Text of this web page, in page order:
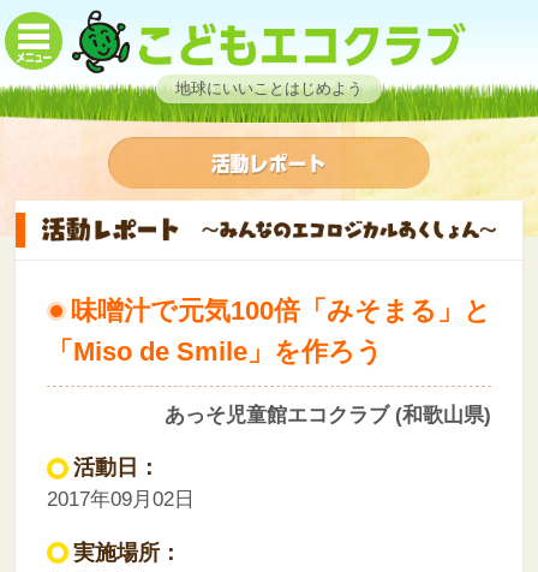
地球にいいことはじめよう
味噌汁で元気100倍「みそまる」と
「Miso de Smile」を作ろう
あっそ児童館エコクラブ (和歌山県)
活動日：
2017年09月02日
実施場所：